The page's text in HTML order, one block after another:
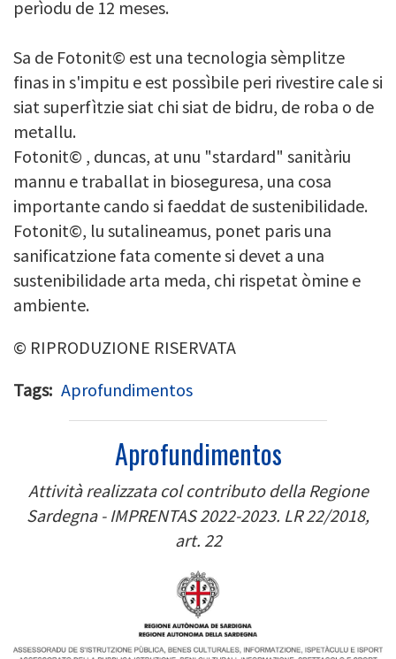
perìodu de 12 meses.
Sa de Fotonit© est una tecnologia sèmplitze
finas in s'impitu e est possìbile peri rivestire cale si
siat superfìtzie siat chi siat de bidru, de roba o de
metallu.
Fotonit© , duncas, at unu "stardard" sanitàriu
mannu e traballat in bioseguresa, una cosa
importante cando si faeddat de sustenibilidade.
Fotonit©, lu sutalineamus, ponet paris una
sanificatzione fata comente si devet a una
sustenibilidade arta meda, chi rispetat òmine e
ambiente.
© RIPRODUZIONE RISERVATA
Tags Aprofundimentos
Aprofundimentos
Attività realizzata col contributo della Regione
Sardegna - IMPRENTAS 2022-2023. LR 22/2018,
art. 22